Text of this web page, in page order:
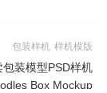
包装样机 样机模版
装模型PSD样机
Box Mockup